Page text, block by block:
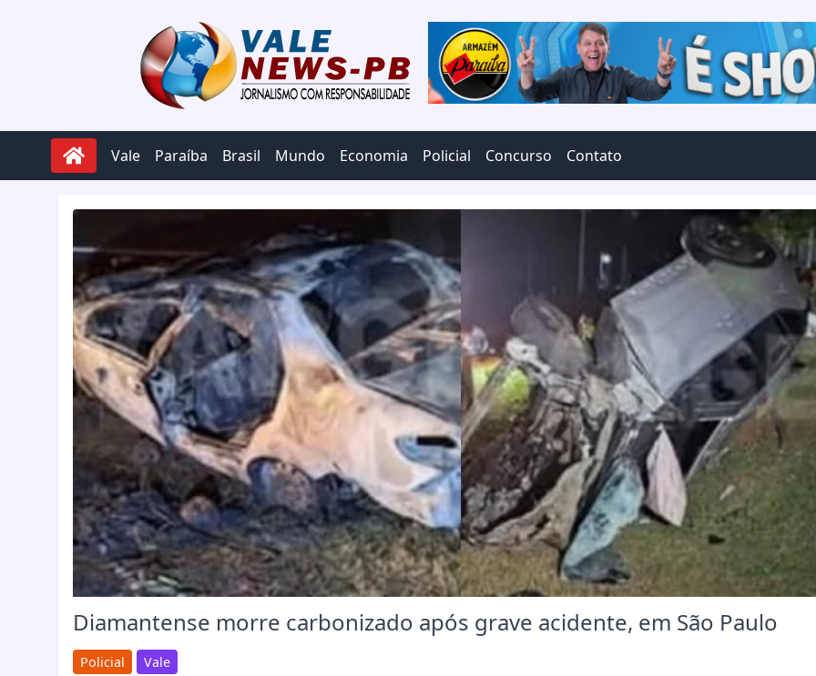
Vale Paraíba Brasil Mundo Economia Policial Concurso Contato
Diamantense morre carbonizado após grave acidente, em São Paulo
Policial Vale